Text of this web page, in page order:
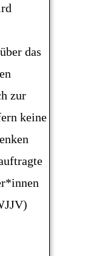
das
zur
keine